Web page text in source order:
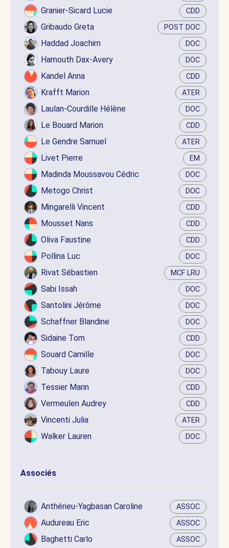
Granier-Sicard Lucie CDD
Gribaudo Greta POST DOC
Haddad Joachim DOC
Hamouth Dax-Avery DOC
Kandel Anna CDD
Krafft Marion ATER
Laulan-Courdille Hélène DOC
Le Bouard Marion CDD
Le Gendre Samuel ATER
Livet Pierre EM
Madinda Moussavou Cédric DOC
Metogo Christ DOC
Mingarelli Vincent CDD
Mousset Nans CDD
Oliva Faustine CDD
Pollina Luc DOC
Rivat Sébastien MCF LRU
Sabi Issah DOC
Santolini Jérôme DOC
Schaffner Blandine DOC
Sidaine Tom CDD
Souard Camille DOC
Tabouy Laure DOC
Tessier Marin CDD
Vermeulen Audrey CDD
Vincenti Julia ATER
Walker Lauren DOC
Associés
Anthérieu-Yagbasan Caroline ASSOC
Audureau Eric ASSOC
Baghetti Carlo ASSOC